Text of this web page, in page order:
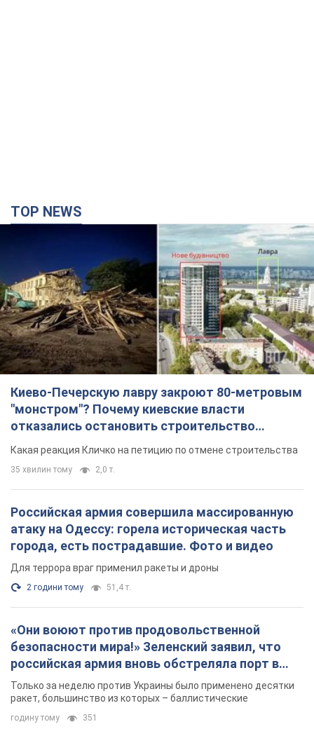
Киево-Печерскую лавру закроют 80-метровым
"монстром"? Почему киевские власти
отказались остановить строительство
небоскреба "московского верующего"
Какая реакция Кличко на петицию по отмене строительства
35 хвилин тому 2,0 т.
Российская армия совершила массированную
атаку на Одессу: горела историческая часть
города, есть пострадавшие. Фото и видео
Для террора враг применил ракеты и дроны
2 години тому 51,4 т.
«Они воюют против продовольственной
безопасности мира!» Зеленский заявил, что
российская армия вновь обстреляла порт в
Одессе
Только за неделю против Украины было применено десятки